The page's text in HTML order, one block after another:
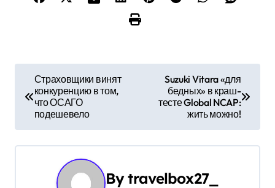
в
и
Страховщики винят
конкуренцию в том,
что ОСАГО
подешевело
Suzuki Vitara «для
бедных» в краш-
тесте Global NCAP:
жить можно!
Bytravelbox27_